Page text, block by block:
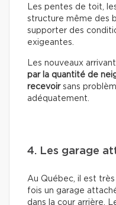
Les pentes de toit,
structure même des
supporter des
exigeantes.
Les nouveaux
par la quantité de
recevoirsans
adéquatement.
4. Les garage
Au Québec, il est
fois un garage
dans la cour arrière.